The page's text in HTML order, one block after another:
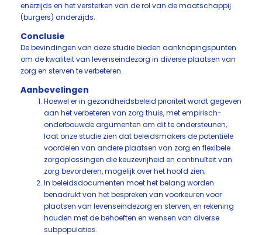
enerzijds en het versterken van de rol van de maatschappij
(burgers) anderzijds.
Conclusie
De bevindingen van deze studie bieden aanknopingspunten
om de kwaliteit van levenseindezorg in diverse plaatsen van
zorg en sterven te verbeteren.
Aanbevelingen
Hoewel er in gezondheidsbeleid prioriteit wordt gegeven
aan het verbeteren van zorg thuis, met empirisch-
onderbouwde argumenten om dit te ondersteunen,
laat onze studie zien dat beleidsmakers de potentiële
voordelen van andere plaatsen van zorg en flexibele
zorgoplossingen die keuzevrijheid en continuïteit van
zorg bevorderen, mogelijk over het hoofd zien;
In beleidsdocumenten moet het belang worden
benadrukt van het bespreken van voorkeuren voor
plaatsen van levenseindezorg en sterven, en rekening
houden met de behoeften en wensen van diverse
subpopulaties.